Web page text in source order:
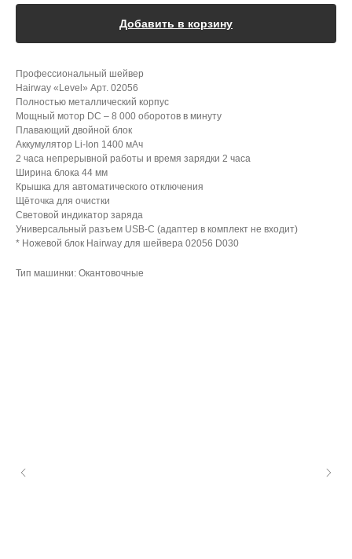
Добавить в корзину
Профессиональный шейвер
Hairway «Level» Арт. 02056
Полностью металлический корпус
Мощный мотор DC – 8 000 оборотов в минуту
Плавающий двойной блок
Аккумулятор Li-Ion 1400 мАч
2 часа непрерывной работы и время зарядки 2 часа
Ширина блока 44 мм
Крышка для автоматического отключения
Щёточка для очистки
Световой индикатор заряда
Универсальный разъем USB-C (адаптер в комплект не входит)
* Ножевой блок Hairway для шейвера 02056 D030
Тип машинки: Окантовочные